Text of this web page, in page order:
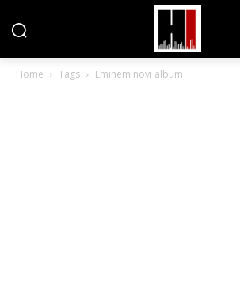
Home Tags Eminem novi album